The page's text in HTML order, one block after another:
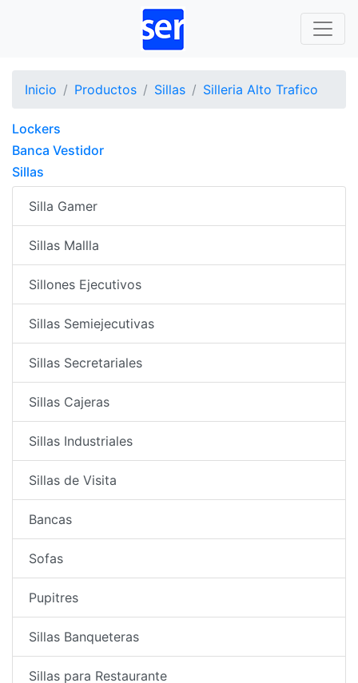
Inicio Productos Sillas Silleria Alto Trafico
Lockers
Banca Vestidor
Sillas
Silla Gamer
Sillas Mallla
Sillones Ejecutivos
Sillas Semiejecutivas
Sillas Secretariales
Sillas Cajeras
Sillas Industriales
Sillas de Visita
Bancas
Sofas
Pupitres
Sillas Banqueteras
Sillas para Restaurante